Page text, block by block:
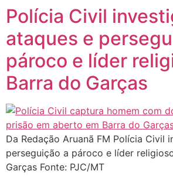
Polícia Civil
ataques e
pároco e líder
Barra do Garças
Da Redação Aruanã FM Polícia Civil
perseguição a pároco e líder
Garças Fonte: PJC/MT